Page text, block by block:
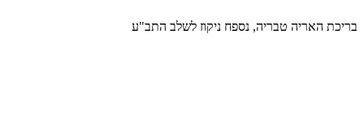
בריכת האריה טבריה, נספח ניקוז לשלב התב"ע